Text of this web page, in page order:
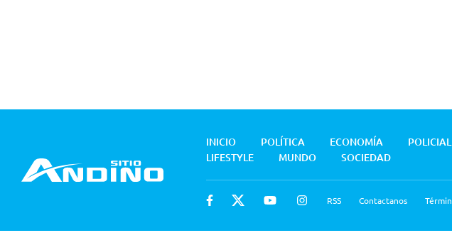
INICIO POLÍTICA ECONOMÍA
LIFESTYLE
MUNDO SOCIEDAD
RSS Contactanos